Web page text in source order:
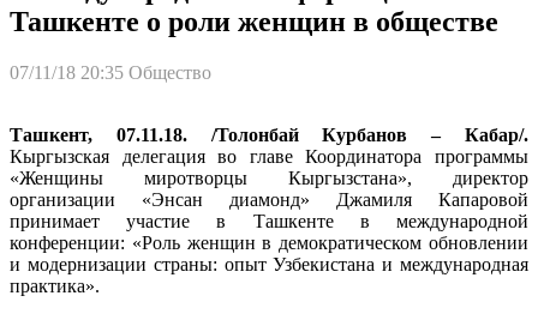
Ташкенте о роли женщин в обществе
07/11/18 20:35 Общество
Ташкент, 07.11.18. /Толонбай Курбанов – Кабар/.
Кыргызская делегация во главе Координатора программы
«Женщины миротворцы Кыргызстана», директор
организации «Энсан диамонд» Джамиля Капаровой
принимает участие в Ташкенте в международной
конференции: «Роль женщин в демократическом обновлении
и модернизации страны: опыт Узбекистана и международная
практика».